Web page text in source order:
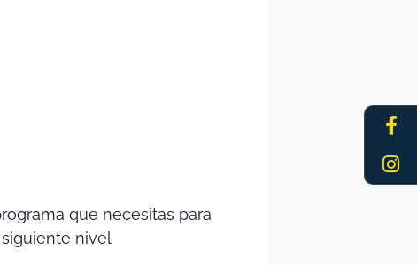
f
que necesitas para
nivel